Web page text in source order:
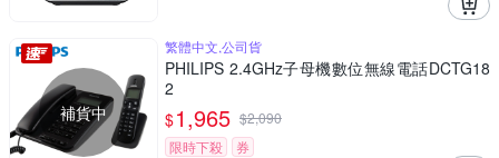
補貨中
繁體中文,公司貨
PHILIPS 2.4GHz子母機數位無線電話DCTG18
2
$1,965 $2,090
限時下殺
券